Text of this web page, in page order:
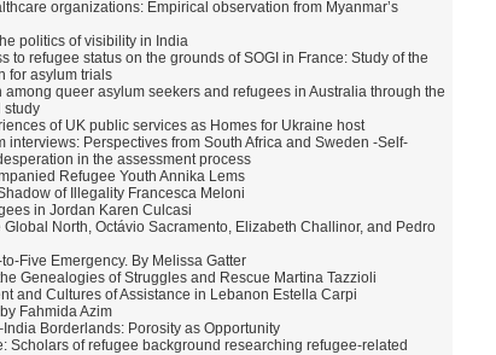
organizations: Empirical observation from Myanmar’s
politics of visibility in India
to refugee status on the grounds of SOGI in France: Study of the
for asylum trials
queer asylum seekers and refugees in Australia through the
study
of UK public services as Homes for Ukraine host
Perspectives from South Africa and Sweden -Self-
in the assessment process
Refugee Youth Annika Lems
of Illegality Francesca Meloni
in Jordan Karen Culcasi
North, Octávio Sacramento, Elizabeth Challinor, and Pedro
Five Emergency. By Melissa Gatter
Genealogies of Struggles and Rescue Martina Tazzioli
and Cultures of Assistance in Lebanon Estella Carpi
Fahmida Azim
Borderlands: Porosity as Opportunity
Scholars of refugee background researching refugee-related